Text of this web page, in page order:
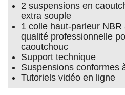
2 suspensions en
extra souple
1 colle haut-parleur
qualité professionnelle
caoutchouc
Support technique
Suspensions conformes
Tutoriels vidéo en ligne